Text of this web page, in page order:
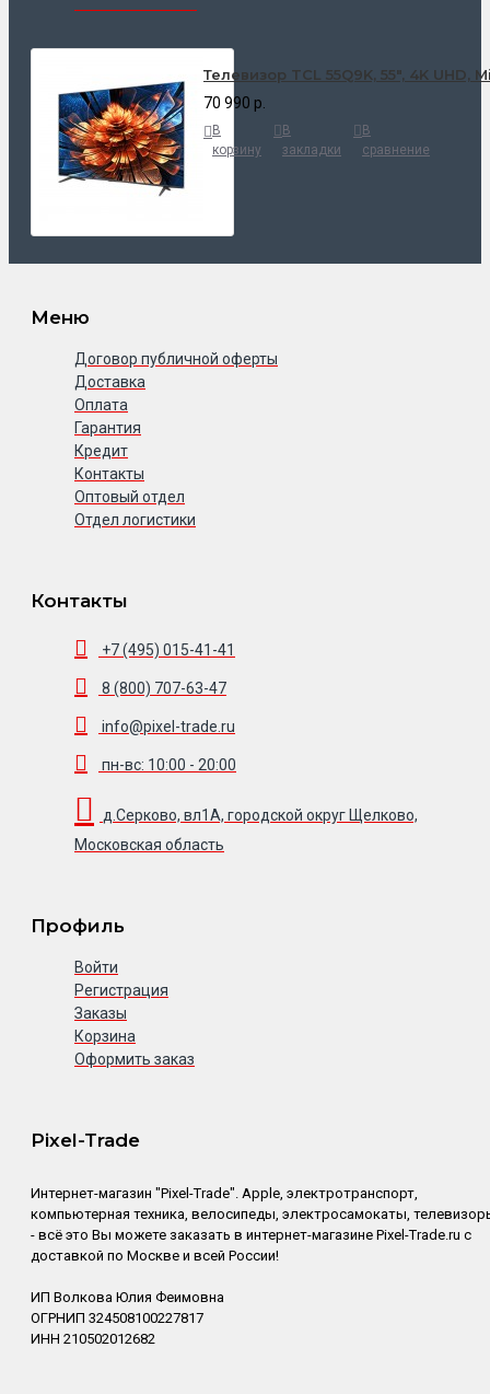
Телевизор TCL 55Q9K, 55", 4K UHD,
70 990 р.
В
корзину
В
закладки
В
сравнение
Меню
Договор публичной оферты
Доставка
Оплата
Гарантия
Кредит
Контакты
Оптовый отдел
Отдел логистики
Контакты
+7 (495) 015-41-41
8 (800) 707-63-47
info@pixel-trade.ru
пн-вс: 10:00 - 20:00
д.Серково, вл1А, городской округ Щелково,
Московская область
Профиль
Войти
Регистрация
Заказы
Корзина
Оформить заказ
Pixel-Trade
Интернет-магазин "Pixel-Trade". Apple, электротранспорт,
компьютерная техника, велосипеды, электросамокаты,
- всё это Вы можете заказать в интернет-магазине Pixel-Trade.ru с
доставкой по Москве и всей России!
ИП Волкова Юлия Феимовна
ОГРНИП 324508100227817
ИНН 210502012682